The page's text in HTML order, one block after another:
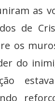
as
de
os
do